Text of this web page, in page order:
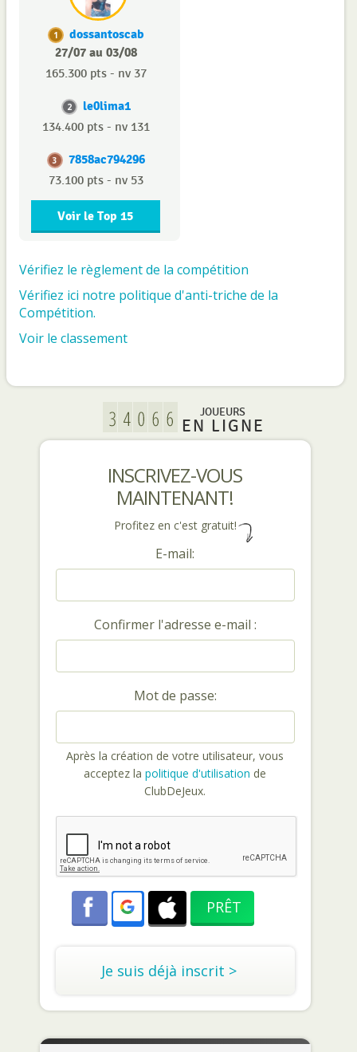
1
dossantoscab
27/07 au 03/08
165.300 pts - nv 37
2 le0lima1
134.400 pts - nv 131
3 7858ac794296
73.100 pts - nv 53
Voir le Top 15
Vérifiez le règlement de la compétition
Vérifiez ici notre politique d'anti-triche de la
Compétition.
Voir le classement
JOUEURS
EN LIGNE
INSCRIVEZ-VOUS
MAINTENANT!
Profitez en c'est gratuit!
E-mail:
Confirmer l'adresse e-mail :
Mot de passe:
Après la création de votre utilisateur, vous
acceptez la politique d'utilisation de
ClubDeJeux.
Je suis déjà inscrit >